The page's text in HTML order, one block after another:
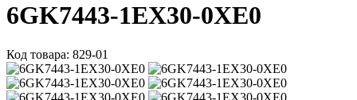
6GK7443-1EX30-0XE0
Код товара: 829-01